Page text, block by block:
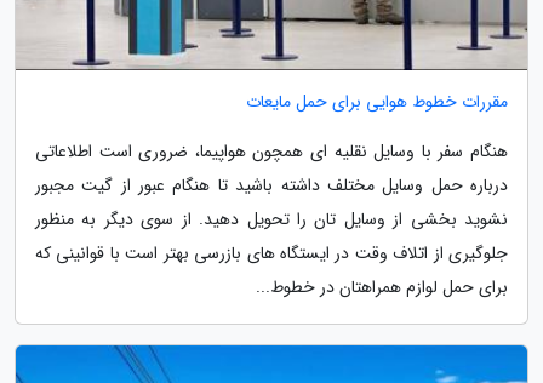
مقررات خطوط هوایی برای حمل مایعات
هنگام سفر با وسایل نقلیه ای همچون هواپیما، ضروری است اطلاعاتی
درباره حمل وسایل مختلف داشته باشید تا هنگام عبور از گیت مجبور
نشوید بخشی از وسایل تان را تحویل دهید. از سوی دیگر به منظور
جلوگیری از اتلاف وقت در ایستگاه های بازرسی بهتر است با قوانینی که
برای حمل لوازم همراهتان در خطوط...